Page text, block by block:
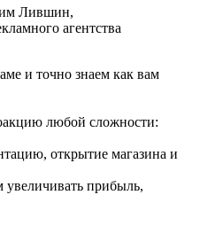
Лившин,
агентства
и точно знаем как вам
любой сложности:
открытие магазина и
прибыль,